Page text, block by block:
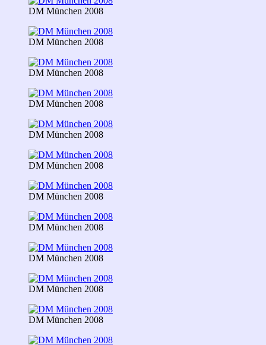
DM München 2008
DM München 2008
DM München 2008
DM München 2008
DM München 2008
DM München 2008
DM München 2008
DM München 2008
DM München 2008
DM München 2008
DM München 2008